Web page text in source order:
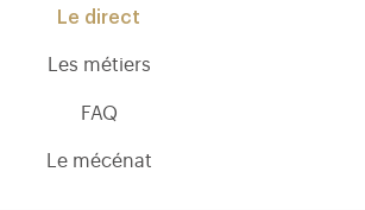
Le direct
Les métiers
FAQ
Le mécénat